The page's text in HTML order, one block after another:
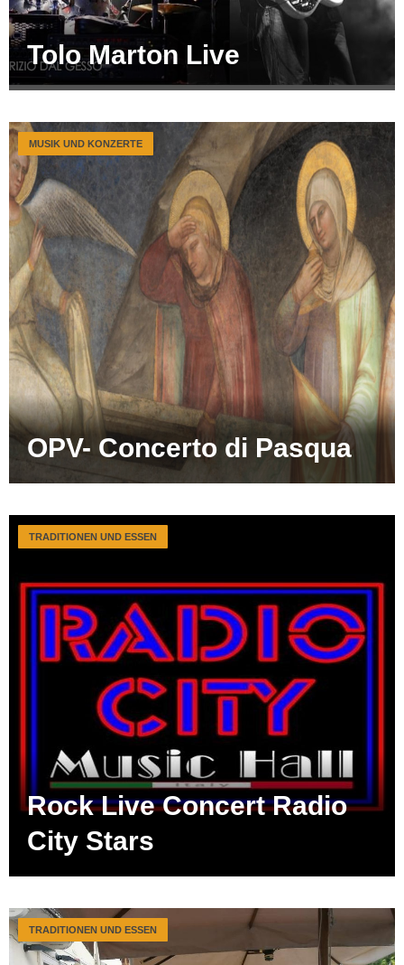
Tolo Marton Live
OPV- Concerto di Pasqua
MUSIK UND KONZERTE
Rock Live Concert Radio
City Stars
TRADITIONEN UND ESSEN
TRADITIONEN UND ESSEN